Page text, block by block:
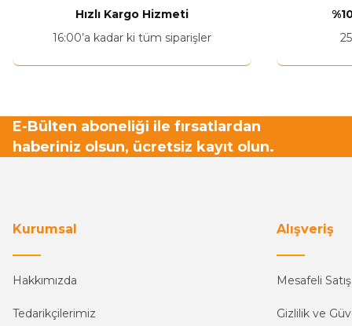
Hızlı Kargo Hizmeti
16:00’a kadar ki tüm siparişler
E-Bülten aboneliği ile fırsatlardan
haberiniz olsun, ücretsiz kayıt olun.
Kurumsal
Hakkımızda
Tedarikçilerimiz
Alışveriş
Mesafeli
Gizlilik ve